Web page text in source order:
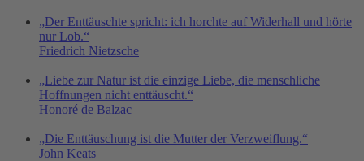
„Der Enttäuschte spricht: ich horchte auf Widerhall und hörte
nur Lob.“
Friedrich Nietzsche
„Liebe zur Natur ist die einzige Liebe, die menschliche
Hoffnungen nicht enttäuscht.“
Honoré de Balzac
„Die Enttäuschung ist die Mutter der Verzweiflung.“
John Keats